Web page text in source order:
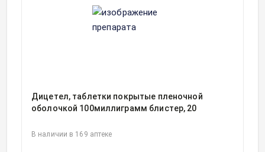
Дицетел, таблетки покрытые пленочной
оболочкой 100миллиграмм блистер, 20
В наличии в 169 аптеке